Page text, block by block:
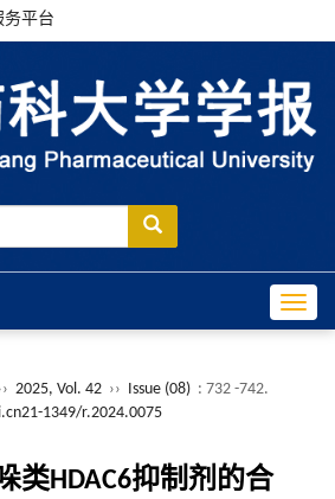
务平台
2025, Vol. 42 ›› Issue (08) : 732 -742.
1349/r.2024.0075
类HDAC6抑制剂的合